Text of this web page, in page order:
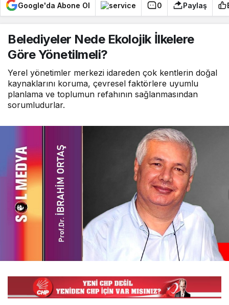
Google'da Abone Ol 0 Paylaş
Belediyeler Nede Ekolojik İlkelere
Göre Yönetilmeli?
Yerel yönetimler merkezi idareden çok kentlerin doğal
kaynaklarını koruma, çevresel faktörlere uyumlu
planlama ve toplumun refahının sağlanmasından
sorumludurlar.